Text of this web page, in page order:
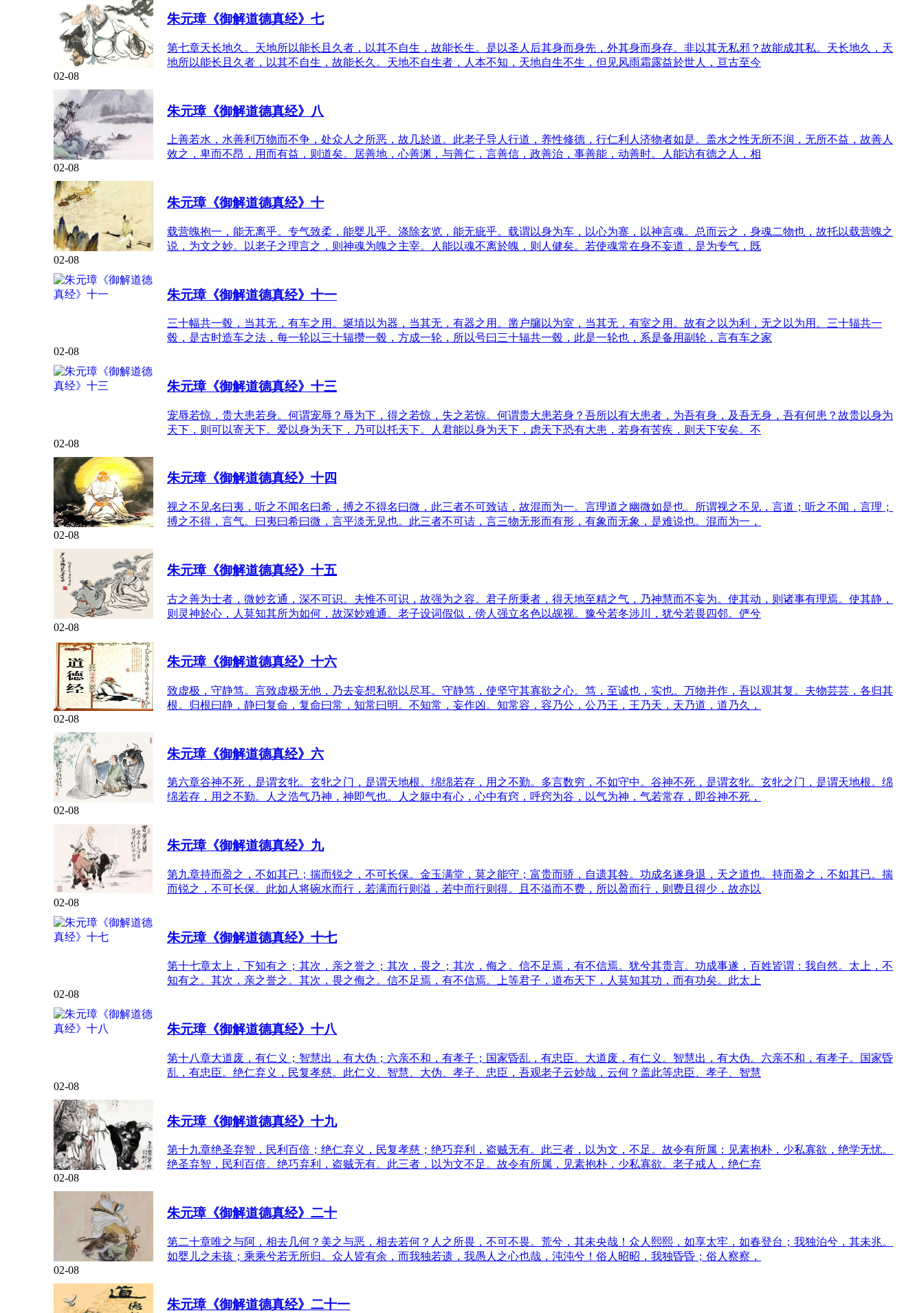
朱元璋《御解道德真经》七
第七章天长地久。天地所以能长且久者，以其不自生，故能长生。是以圣人后其身而身先，外其身而身存。非以其无私邪？故能成其私。天长地久，天
地所以能长且久者，以其不自生，故能长久。天地不自生者，人本不知，天地自生不生，但见风雨霜露益於世人，亘古至今
02-08
朱元璋《御解道德真经》八
上善若水，水善利万物而不争，处众人之所恶，故几於道。此老子导人行道，养性修德，行仁利人济物者如是。盖水之性无所不润，无所不益，故善人
效之，卑而不昂，用而有益，则道矣。居善地，心善渊，与善仁，言善信，政善治，事善能，动善时。人能访有德之人，相
02-08
朱元璋《御解道德真经》十
载营魄抱一，能无离乎。专气致柔，能婴儿乎。涤除玄览，能无疵乎。载谓以身为车，以心为寨，以神言魂。总而云之，身魂二物也，故托以载营魄之
说，为文之妙。以老子之理言之，则神魂为魄之主宰。人能以魂不离於魄，则人健矣。若使魂常在身不妄道，是为专气，既
02-08
朱元璋《御解道德真经》十一
三十幅共一毂，当其无，有车之用。埏埴以为器，当其无，有器之用。凿户牖以为室，当其无，有室之用。故有之以为利，无之以为用。三十辐共一
毂，是古时造车之法，每一轮以三十辐攒一毂，方成一轮，所以号曰三十辐共一毂，此是一轮也，系是备用副轮，言有车之家
02-08
朱元璋《御解道德真经》十三
宠辱若惊，贵大患若身。何谓宠辱？辱为下，得之若惊，失之若惊。何谓贵大患若身？吾所以有大患者，为吾有身，及吾无身，吾有何患？故贵以身为
天下，则可以寄天下。爱以身为天下，乃可以托天下。人君能以身为天下，虑天下恐有大患，若身有苦疾，则天下安矣。不
02-08
朱元璋《御解道德真经》十四
视之不见名曰夷，听之不闻名曰希，搏之不得名曰微，此三者不可致诘，故混而为一。言理道之幽微如是也。所谓视之不见，言道；听之不闻，言理；
搏之不得，言气。曰夷曰希曰微，言平淡无见也。此三者不可诘，言三物无形而有形，有象而无象，是难说也。混而为一，
02-08
朱元璋《御解道德真经》十五
古之善为士者，微妙玄通，深不可识。夫惟不可识，故强为之容。君子所秉者，得天地至精之气，乃神慧而不妄为。使其动，则诸事有理焉。使其静，
则灵神於心，人莫知其所为如何，故深妙难通。老子设词假似，傍人强立名色以觇视。豫兮若冬涉川，犹兮若畏四邻。俨兮
02-08
朱元璋《御解道德真经》十六
致虚极，守静笃。言致虚极无他，乃去妄想私欲以尽耳。守静笃，使坚守其寡欲之心。笃，至诚也，实也。万物并作，吾以观其复。夫物芸芸，各归其
根。归根曰静，静曰复命，复命曰常，知常曰明。不知常，妄作凶。知常容，容乃公，公乃王，王乃天，天乃道，道乃久，
02-08
朱元璋《御解道德真经》六
第六章谷神不死，是谓玄牝。玄牝之门，是谓天地根。绵绵若存，用之不勤。多言数穷，不如守中。谷神不死，是谓玄牝。玄牝之门，是谓天地根。绵
绵若存，用之不勤。人之浩气乃神，神即气也。人之躯中有心，心中有窍，呼窍为谷，以气为神，气若常存，即谷神不死，
02-08
朱元璋《御解道德真经》九
第九章持而盈之，不如其已；揣而锐之，不可长保。金玉满堂，莫之能守；富贵而骄，自遗其咎。功成名遂身退，天之道也。持而盈之，不如其已。揣
而锐之，不可长保。此如人将碗水而行，若满而行则溢，若中而行则得。且不溢而不费，所以盈而行，则费且得少，故亦以
02-08
朱元璋《御解道德真经》十七
第十七章太上，下知有之；其次，亲之誉之；其次，畏之；其次，侮之。信不足焉，有不信焉。犹兮其贵言。功成事遂，百姓皆谓：我自然。太上，不
知有之。其次，亲之誉之。其次，畏之侮之。信不足焉，有不信焉。上等君子，道布天下，人莫知其功，而有功矣。此太上
02-08
朱元璋《御解道德真经》十八
第十八章大道废，有仁义；智慧出，有大伪；六亲不和，有孝子；国家昏乱，有忠臣。大道废，有仁义。智慧出，有大伪。六亲不和，有孝子。国家昏
乱，有忠臣。绝仁弃义，民复孝慈。此仁义、智慧、大伪、孝子、忠臣，吾观老子云妙哉，云何？盖此等忠臣、孝子、智慧
02-08
朱元璋《御解道德真经》十九
第十九章绝圣弃智，民利百倍；绝仁弃义，民复孝慈；绝巧弃利，盗贼无有。此三者，以为文，不足。故令有所属：见素抱朴，少私寡欲，绝学无忧。
绝圣弃智，民利百倍。绝巧弃利，盗贼无有。此三者，以为文不足。故令有所属，见素抱朴，少私寡欲。老子戒人，绝仁弃
02-08
朱元璋《御解道德真经》二十
第二十章唯之与阿，相去几何？美之与恶，相去若何？人之所畏，不可不畏。荒兮，其未央哉！众人熙熙，如享太牢，如春登台；我独泊兮，其未兆。
如婴儿之未孩；乘乘兮若无所归。众人皆有余，而我独若遗，我愚人之心也哉，沌沌兮！俗人昭昭，我独昏昏；俗人察察，
02-08
朱元璋《御解道德真经》二十一